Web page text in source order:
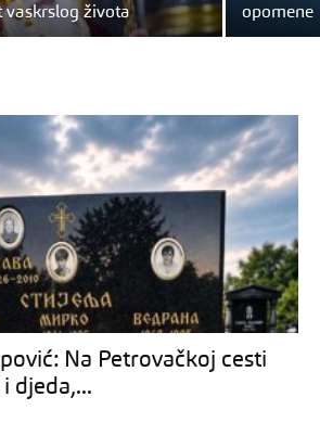
vaskrslog života
opomene
Na Petrovačkoj cesti
djeda,...